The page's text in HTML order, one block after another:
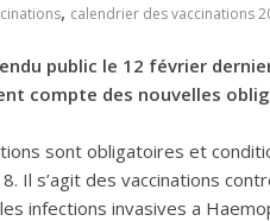
, calendrier des vaccinations
public le 12 février
compte des nouvelles
sont obligatoires et
Il s’agit des vaccinations
infections invasives a